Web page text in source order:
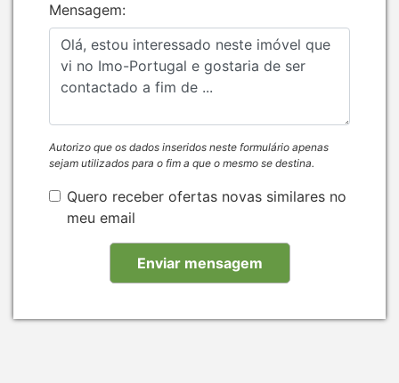
Mensagem:
Autorizo que os dados inseridos neste formulário apenas
sejam utilizados para o fim a que o mesmo se destina.
Quero receber ofertas novas similares no
meu email